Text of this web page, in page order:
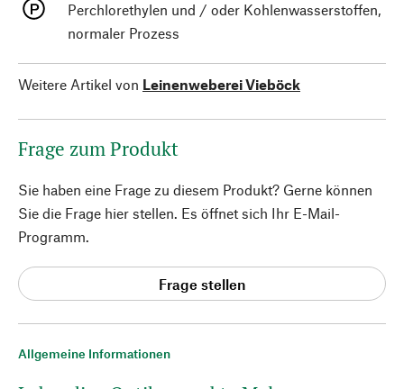
Allgemeine Informationen
Perchlorethylen und / oder Kohlenwasserstoffen,
normaler Prozess
Weitere Artikel von Leinenweberei Vieböck
Frage zum Produkt
Sie haben eine Frage zu diesem Produkt? Gerne können
Sie die Frage hier stellen. Es öffnet sich Ihr E-Mail-
Programm.
Frage stellen